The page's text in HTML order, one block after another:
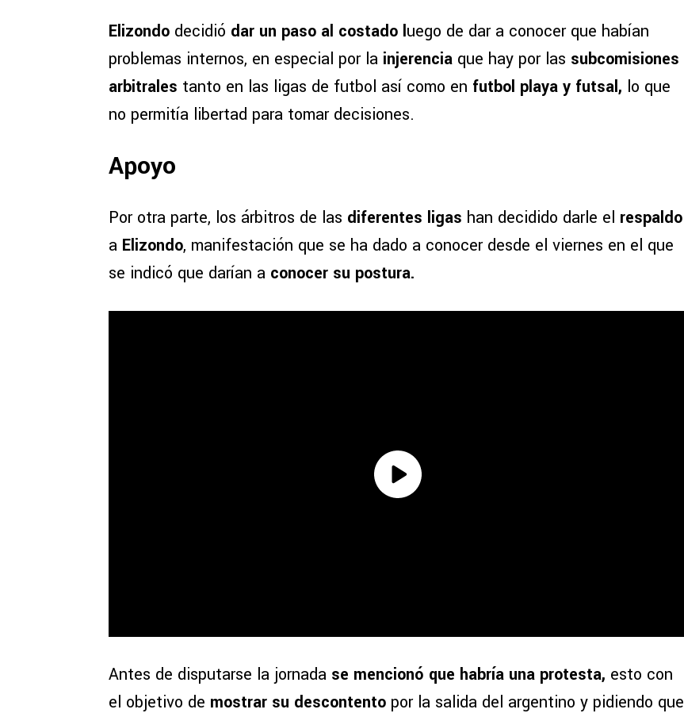
Elizondo decidió dar un paso al costado luego de dar a conocer que habían
problemas internos, en especial por la injerencia que hay por las subcomisiones
arbitrales tanto en las ligas de futbol así como en futbol playa y futsal, lo que
no permitía libertad para tomar decisiones.
Apoyo
Por otra parte, los árbitros de las diferentes ligas han decidido darle el respaldo
a Elizondo, manifestación que se ha dado a conocer desde el viernes en el que
se indicó que darían a conocer su postura.
Antes de disputarse la jornada se mencionó que habría una protesta, esto con
el objetivo de mostrar su descontento por la salida del argentino y pidiendo que